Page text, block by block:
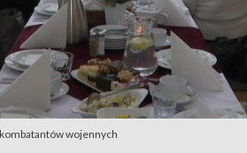
wojennych